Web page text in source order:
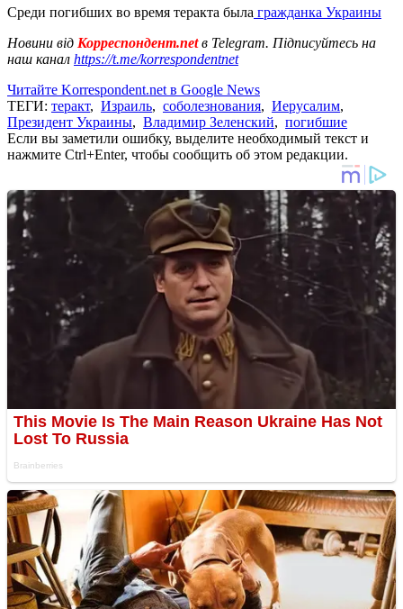
Среди погибших во время теракта была гражданка Украины
Новини від Корреспондент.netв Telegram. Підписуйтесь на
наш канал https://t.me/korrespondentnet
Читайте Korrespondent.net в Google News
ТЕГИ: теракт, Израиль, соболезнования, Иерусалим,
Президент Украины, Владимир Зеленский, погибшие
Если вы заметили ошибку, выделите необходимый текст и
нажмите Ctrl+Enter, чтобы сообщить об этом редакции.